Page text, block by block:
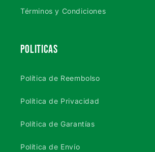
Términos y Condiciones
POLITICAS
Política de Reembolso
Política de Privacidad
Política de Garantías
Política de Envío